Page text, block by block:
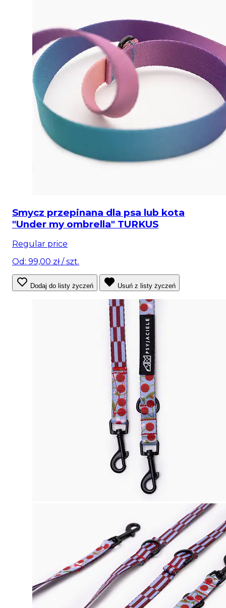
Smycz przepinana dla psa lub kota
"Under my ombrella" TURKUS
Regular price
Od: 99,00 zł/ szt.
Dodaj do listy życzeń Usuń z listy życzeń